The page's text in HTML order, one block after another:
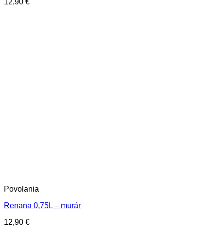
12,90 €
Povolania
Renana 0,75L – murár
12,90 €